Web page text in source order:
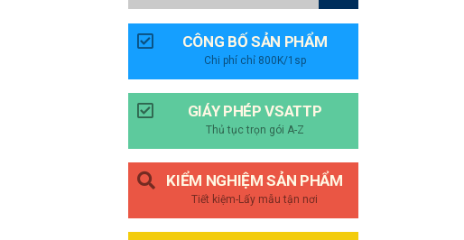
CÔNG BỐ SẢN PHẨM
Chi phí chỉ 800K/1sp
GIÁY PHÉP VSATTP
Thủ tục trọn gói A-Z
KIỂM NGHIỆM SẢN PHẨM
Tiết kiệm-Lấy mẫu tận nơi